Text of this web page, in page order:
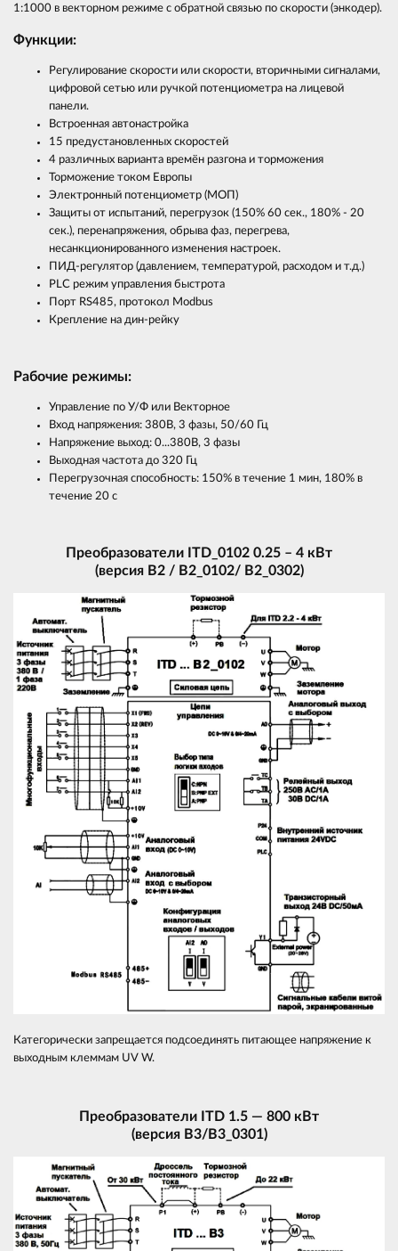
1:1000 в векторном режиме с обратной связью по скорости (энкодер).
Функции:
Регулирование скорости или скорости, вторичными сигналами,
цифровой сетью или ручкой потенциометра на лицевой
панели.
Встроенная автонастройка
15 предустановленных скоростей
4 различных варианта времён разгона и торможения
Торможение током Европы
Электронный потенциометр (МОП)
Защиты от испытаний, перегрузок (150% 60 сек., 180% - 20
сек.), перенапряжения, обрыва фаз, перегрева,
несанкционированного изменения настроек.
ПИД-регулятор (давлением, температурой, расходом и т.д.)
PLC режим управления быстрота
Порт RS485, протокол Modbus
Крепление на дин-рейку
Рабочие режимы:
Управление по У/Ф или Векторное
Вход напряжения: 380В, 3 фазы, 50/60 Гц
Напряжение выход: 0...380В, 3 фазы
Выходная частота до 320 Гц
Перегрузочная способность: 150% в течение 1 мин, 180% в
течение 20 с
Преобразователи ITD_0102 0.25 – 4 кВт
(версия B2 / В2_0102/ В2_0302)
Категорически запрещается подсоединять питающее напряжение к
выходным клеммам UV W.
Преобразователи ITD 1.5 — 800 кВт
(версия B3/В3_0301)